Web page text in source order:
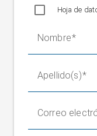
2: 2010
61800-
Hoja de
Nombre
Apellido(s)
Correo